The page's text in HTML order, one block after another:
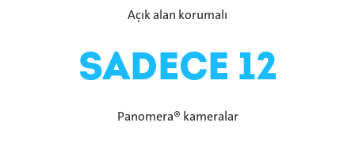
Açık alan korumalı
sadece 12
Panomera® kameralar